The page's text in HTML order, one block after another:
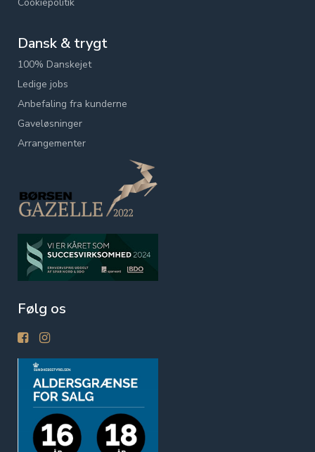
Dansk & trygt
100% Danskejet
Ledige jobs
Anbefaling fra kunderne
Gaveløsninger
Arrangementer
Følg os